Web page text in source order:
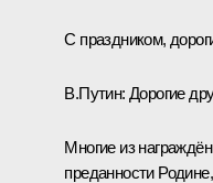
С праздником,
В.Путин: Дорогие
Многие из
преданности